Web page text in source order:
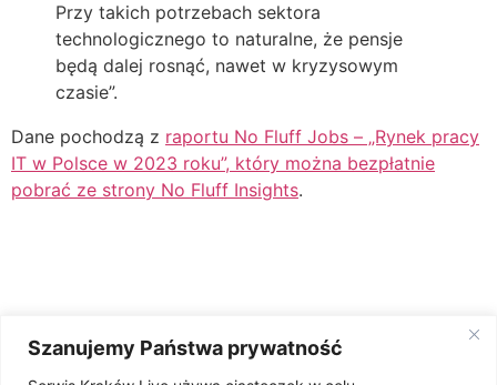
Szanujemy Państwa prywatność
Przy takich potrzebach sektora
technologicznego to naturalne, że pensje
będą dalej rosnąć, nawet w kryzysowym
czasie”.
Dane pochodzą z raportu No Fluff Jobs – „Rynek pracy
IT w Polsce w 2023 roku”, który można bezpłatnie
pobrać ze strony No Fluff Insights.
Źródło: No Fluff Jobs